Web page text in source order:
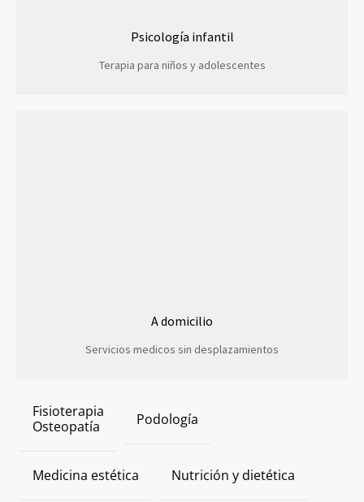
Psicología infantil
Terapia para niños y adolescentes
A domicilio
Servicios medicos sin desplazamientos
Fisioterapia
Osteopatía
Podología
Medicina estética Nutrición y dietética